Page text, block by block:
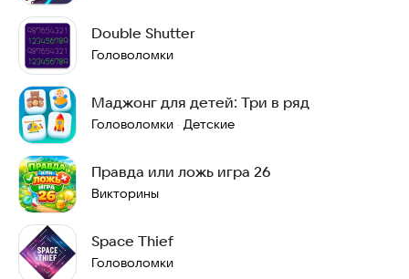
Double Shutter
Головоломки
Маджонг для детей: Три в ряд
Головоломки · Детские
Правда или ложь игра 26
Викторины
Space Thief
Головоломки